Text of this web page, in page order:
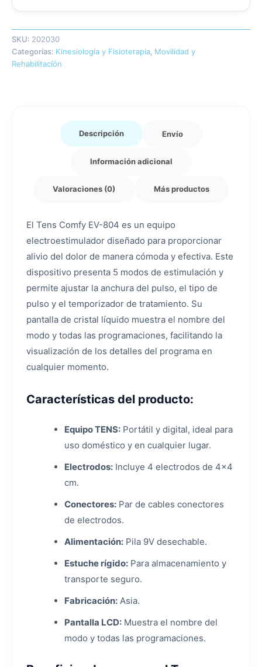
SKU: 202030
Categorías: Kinesiología y Fisioterapia Movilidad y
Rehabilitacíón
Descripción Envío
Información adicional
Valoraciones (0) Más productos
El Tens Comfy EV-804 es un equipo
electroestimulador diseñado para proporcionar
alivio del dolor de manera cómoda y efectiva. Este
dispositivo presenta 5 modos de estimulación y
permite ajustar la anchura del pulso, el tipo de
pulso y el temporizador de tratamiento. Su
pantalla de cristal líquido muestra el nombre del
modo y todas las programaciones, facilitando la
visualización de los detalles del programa en
cualquier momento.
Características del producto:
Equipo TENS: Portátil y digital, ideal para
uso doméstico y en cualquier lugar.
Electrodos: Incluye 4 electrodos de 4×4
cm.
Conectores: Par de cables conectores
de electrodos.
Alimentación: Pila 9V desechable.
Estuche rígido: Para almacenamiento y
transporte seguro.
Fabricación: Asia.
Pantalla LCD: Muestra el nombre del
modo y todas las programaciones.